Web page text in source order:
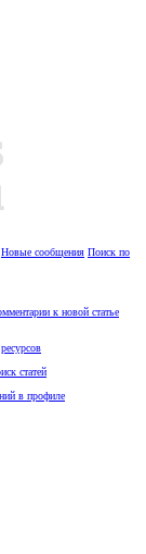
Новые сообщения Поиск по
к новой статье
статей
в профиле